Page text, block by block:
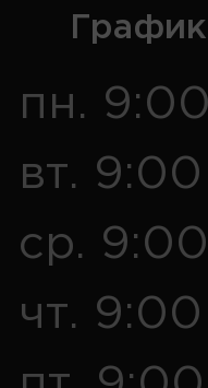
пн.
вт.
ср.
чт.